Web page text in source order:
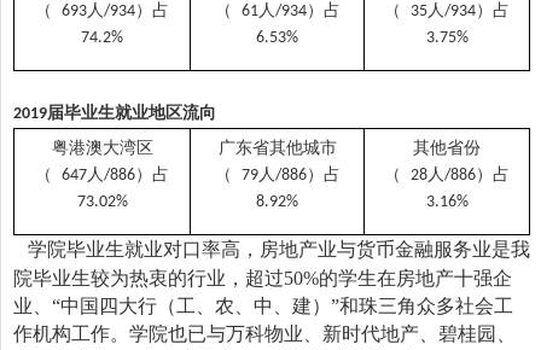
（ 693人/934）占
74.2%
（ 61人/934）占
6.53%
（ 35人/934）占
3.75%
2019届毕业生就业地区流向
粤港澳大湾区
（ 647人/886）占
73.02%
广东省其他城市
（ 79人/886）占
8.92%
其他省份
（ 28人/886）占
3.16%
学院毕业生就业对口率高，房地产业与货币金融服务业是我
院毕业生较为热衷的行业，超过50%的学生在房地产十强企
业、“中国四大行（工、农、中、建）”和珠三角众多社会工
作机构工作。学院也已与万科物业、新时代地产、碧桂园、